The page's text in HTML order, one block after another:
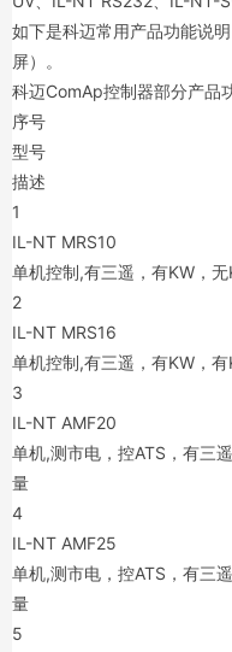
如下是科迈常用产品功能说
屏）。
科迈ComAp控制器部分产品
序号
型号
描述
1
IL-NT MRS10
单机控制,有三遥，有KW，
2
IL-NT MRS16
单机控制,有三遥，有KW，
3
IL-NT AMF20
单机,测市电，控ATS，有三
量
4
IL-NT AMF25
单机,测市电，控ATS，有三
量
5